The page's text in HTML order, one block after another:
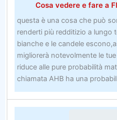
le
scarpe
da
lavoro
a
piedi
nudi
Cosa vedere e fare a
questa è una cosa che può
renderti più redditizio a lungo
bianche e le candele
migliorerà notevolmente le
riduce alle pure probabilità
chiamata AHB ha una